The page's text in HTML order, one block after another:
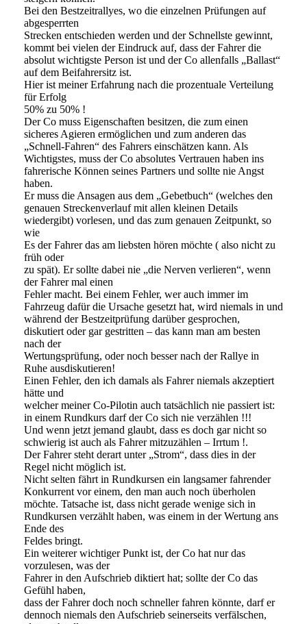
Bei den Bestzeitrallyes, wo die einzelnen Prüfungen auf
abgesperrten
Strecken entschieden werden und der Schnellste gewinnt,
kommt bei vielen der Eindruck auf, dass der Fahrer die
absolut wichtigste Person ist und der Co allenfalls „Ballast“
auf dem Beifahrersitz ist.
Hier ist meiner Erfahrung nach die prozentuale Verteilung
für Erfolg
50% zu 50% !
Der Co muss Eigenschaften besitzen, die zum einen
sicheres Agieren ermöglichen und zum anderen das
„Schnell-Fahren“ des Fahrers einschätzen kann. Als
Wichtigstes, muss der Co absolutes Vertrauen haben ins
fahrerische Können seines Partners und sollte nie Angst
haben.
Er muss die Ansagen aus dem „Gebetbuch“ (welches den
genauen Streckenverlauf mit allen kleinen Details
wiedergibt) vorlesen, und das zum genauen Zeitpunkt, so
wie
Es der Fahrer das am liebsten hören möchte ( also nicht zu
früh oder
zu spät). Er sollte dabei nie „die Nerven verlieren“, wenn
der Fahrer mal einen
Fehler macht. Bei einem Fehler, wer auch immer im
Fahrzeug dafür die Ursache gesetzt hat, wird niemals in und
während der Bestzeitprüfung darüber gesprochen,
diskutiert oder gar gestritten – das kann man am besten
nach der
Wertungsprüfung, oder noch besser nach der Rallye in
Ruhe ausdiskutieren!
Einen Fehler, den ich damals als Fahrer niemals akzeptiert
hätte und
welcher meiner Co-Pilotin auch tatsächlich nie passiert ist:
in einem Rundkurs darf der Co sich nie verzählen !!!
Und wenn jetzt jemand glaubt, dass es doch gar nicht so
schwierig ist auch als Fahrer mitzuzählen – Irrtum !.
Der Fahrer steht derart unter „Strom“, dass dies in der
Regel nicht möglich ist.
Nicht selten fährt in Rundkursen ein langsamer fahrender
Konkurrent vor einem, den man auch noch überholen
möchte. Tatsache ist, dass nicht gerade wenige sich in
Rundkursen verzählt haben, was einem in der Wertung ans
Ende des
Feldes bringt.
Ein weiterer wichtiger Punkt ist, der Co hat nur das
vorzulesen, was der
Fahrer in den Aufschrieb diktiert hat; sollte der Co das
Gefühl haben,
dass der Fahrer doch noch schneller fahren könnte, darf er
dennoch niemals den Aufschrieb seinerseits verfälschen,